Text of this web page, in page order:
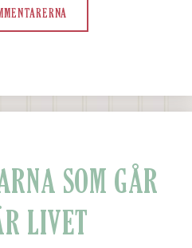
SOM GÅR
LIVET